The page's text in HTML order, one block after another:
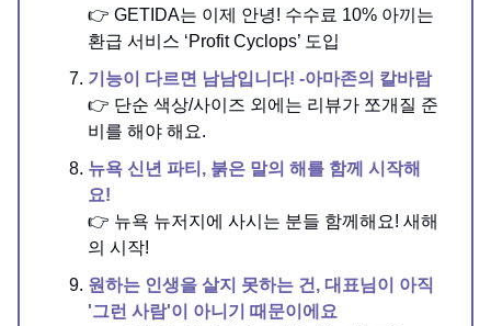
👉 GETIDA는 이제 안녕! 수수료 10% 아끼는
환급 서비스 ‘Profit Cyclops’ 도입
기능이 다르면 남남입니다! -아마존의 칼바람
👉 단순 색상/사이즈 외에는 리뷰가 쪼개질 준
비를 해야 해요.
뉴욕 신년 파티, 붉은 말의 해를 함께 시작해
요!
👉 뉴욕 뉴저지에 사시는 분들 함께해요! 새해
의 시작!
원하는 인생을 살지 못하는 건, 대표님이 아직
'그런 사람'이 아니기 때문이에요